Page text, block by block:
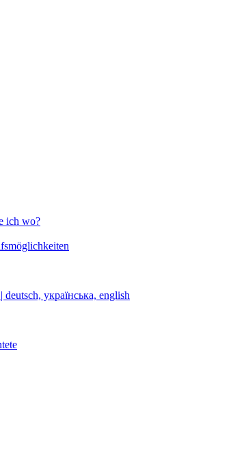
ich wo?
українська, english